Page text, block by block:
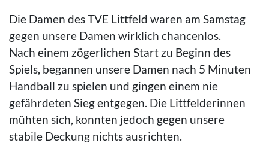
Die Damen des TVE Littfeld waren am Samstag
gegen unsere Damen wirklich chancenlos.
Nach einem zögerlichen Start zu Beginn des
Spiels, begannen unsere Damen nach 5 Minuten
Handball zu spielen und gingen einem nie
gefährdeten Sieg entgegen. Die Littfelderinnen
mühten sich, konnten jedoch gegen unsere
stabile Deckung nichts ausrichten.